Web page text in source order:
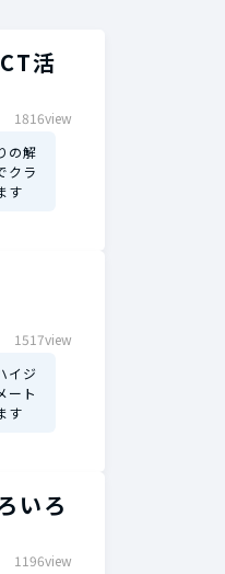
活
1816view
の解
クラ
す
1517view
イジ
ート
す
いろ
1196view